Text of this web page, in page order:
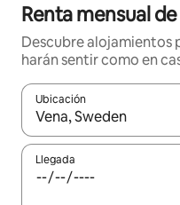
Renta mensual
Descubre alojamientos
harán sentir como en
Ubicación
Cuando los resultados
Llegada